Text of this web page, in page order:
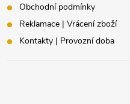
Obchodní podmínky
Reklamace | Vrácení zboží
Kontakty | Provozní doba